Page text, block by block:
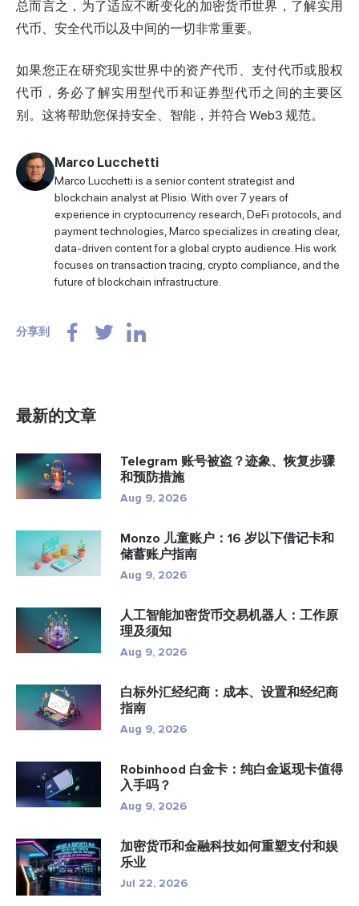
总而言之，为了适应不断变化的加密货币世界，了解实用
代币、安全代币以及中间的一切非常重要。
如果您正在研究现实世界中的资产代币、支付代币或股权
代币，务必了解实用型代币和证券型代币之间的主要区
别。这将帮助您保持安全、智能，并符合 Web3 规范。
Marco Lucchetti
Marco Lucchetti is a senior content strategist and
blockchain analyst at Plisio. With over 7 years of
experience in cryptocurrency research, DeFi protocols, and
payment technologies, Marco specializes in creating clear,
data-driven content for a global crypto audience. His work
focuses on transaction tracing, crypto compliance, and the
future of blockchain infrastructure.
分享到
最新的文章
Telegram 账号被盗？迹象、恢复步骤
和预防措施
Aug 9, 2026
Monzo 儿童账户：16 岁以下借记卡和
储蓄账户指南
Aug 9, 2026
人工智能加密货币交易机器人：工作原
理及须知
Aug 9, 2026
白标外汇经纪商：成本、设置和经纪商
指南
Aug 9, 2026
Robinhood 白金卡：纯白金返现卡值得
入手吗？
Aug 9, 2026
加密货币和金融科技如何重塑支付和娱
乐业
Jul 22, 2026